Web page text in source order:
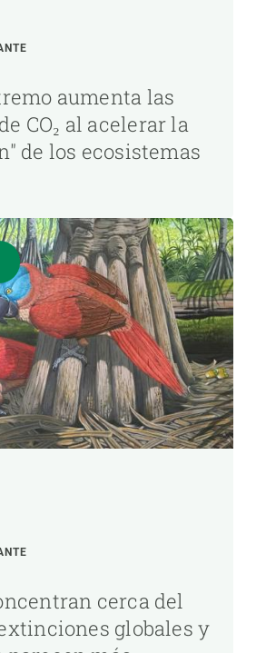
aumenta las
CO₂ al acelerar la
de los ecosistemas
cerca del
globales y